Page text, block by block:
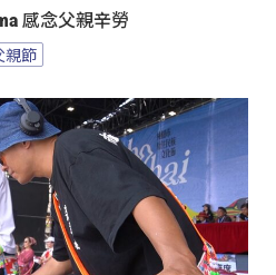
感念父親辛勞
親節